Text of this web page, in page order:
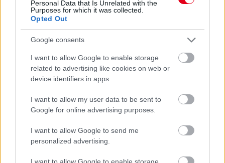
Personal Data that Is Unrelated with the
Purposes for which it was collected.
Opted Out
Google consents
I want to allow Google to enable storage
related to advertising like cookies on web or
device identifiers in apps.
I want to allow my user data to be sent to
Google for online advertising purposes.
I want to allow Google to send me
personalized advertising.
I want to allow Google to enable storage
A Duna Autó cégcsoport megállapodást írt alá a közel 100 éves
autógyártási hagyományokkal rendelkező MG márkával. Az
elmúlt években teljes megújuláson átesett, brit eredetű márka
magyarországi importőri jogát a cégcsoport Duna Motors
hamarosan megkezdi az országos márkakereskedői hálózat
kiépítését.
részletek
előző hírek